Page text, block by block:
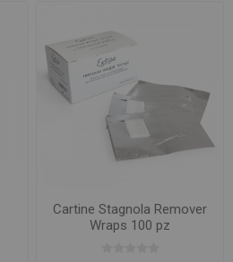
Cartine Stagnola Remover
Wraps 100 pz